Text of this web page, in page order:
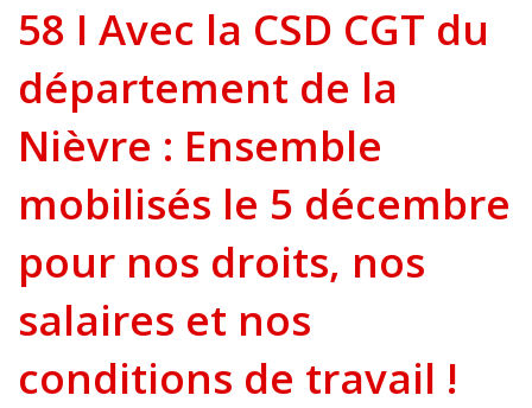
58 I Avec la CSD CGT du
département de la
Nièvre : Ensemble
mobilisés le 5 décembre
pour nos droits, nos
salaires et nos
conditions de travail !